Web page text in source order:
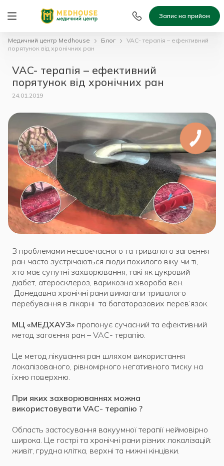
Запис на прийом
Медичний центр Medhouse Блог
VAC- терапія – ефективний
порятунок від хронічних ран
VAC- терапія – ефективний
порятунок від хронічних ран
24.01.2019
З проблемами несвоєчасного та тривалого загоєння
ран часто зустрічаються люди похилого віку чи ті,
хто має супутні захворювання, такі як цукровий
діабет, атеросклероз, варикозна хвороба вен.
Донедавна хронічні рани вимагали тривалого
перебування в лікарні та багаторазових перев’язок.
МЦ «МЕДХАУЗ» пропонує сучасний та ефективний
метод загоєння ран – VAC- терапію.
Це метод лікування ран шляхом використання
локалізованого, рівномірного негативного тиску на
їхню поверхню.
При яких захворюваннях можна
використовувати VAC- терапію ?
Область застосування вакуумної терапії неймовірно
широка. Це гострі та хронічні рани різних локалізацій:
живіт, грудна клітка, верхні та нижні кінцівки.